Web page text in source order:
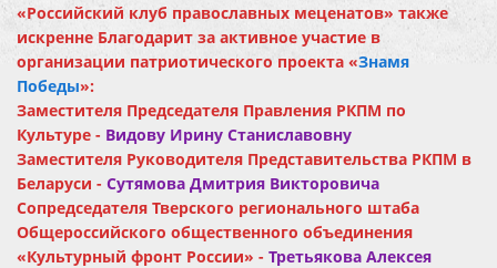
«Российский клуб православных меценатов» также
искренне Благодарит за активное участие в
организации патриотического проекта «Знамя
Победы»:
Заместителя Председателя Правления РКПМ по
Культуре - Видову Ирину Станиславовну
Заместителя Руководителя Представительства РКПМ в
Беларуси - Сутямова Дмитрия Викторовича
Сопредседателя Тверского регионального штаба
Общероссийского общественного объединения
«Культурный фронт России» - Третьякова Алексея